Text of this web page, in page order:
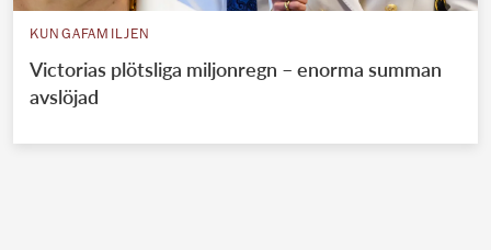
KUNGAFAMILJEN
Victorias plötsliga miljonregn – enorma summan
avslöjad